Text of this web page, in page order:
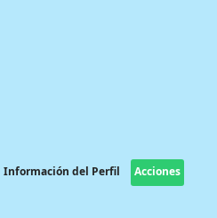
Información del Perfil Acciones